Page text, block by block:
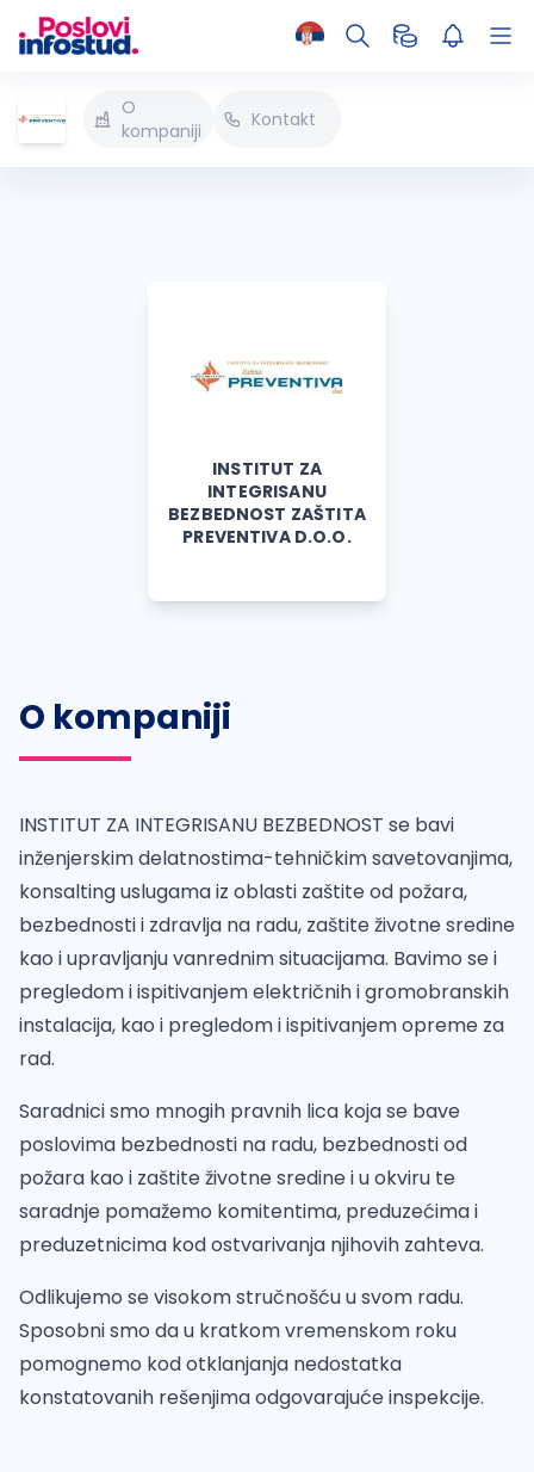
O
kompaniji
Kontakt
INSTITUT ZA
INTEGRISANU
BEZBEDNOST ZAŠTITA
PREVENTIVA D.O.O.
O kompaniji
INSTITUT ZA INTEGRISANU BEZBEDNOST se bavi
inženjerskim delatnostima-tehničkim savetovanjima,
konsalting uslugama iz oblasti zaštite od požara,
bezbednosti i zdravlja na radu, zaštite životne sredine
kao i upravljanju vanrednim situacijama. Bavimo se i
pregledom i ispitivanjem električnih i gromobranskih
instalacija, kao i pregledom i ispitivanjem opreme za
rad.
Saradnici smo mnogih pravnih lica koja se bave
poslovima bezbednosti na radu, bezbednosti od
požara kao i zaštite životne sredine i u okviru te
saradnje pomažemo komitentima, preduzećima i
preduzetnicima kod ostvarivanja njihovih zahteva.
Odlikujemo se visokom stručnošću u svom radu.
Sposobni smo da u kratkom vremenskom roku
pomognemo kod otklanjanja nedostatka
konstatovanih rešenjima odgovarajuće inspekcije.